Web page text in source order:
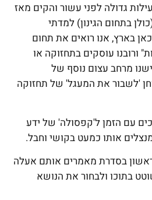
גדולה לפני עשור והקים מאז
בתחום הגינון) למדתי
בארץ, אנו רואים את תחום
ורובנו עוסקים בתחזוקה או
מרחב עצום נוסף של
'לשבור את המעגל' של תחזוקה
עם הזמן ל'קפסולה' של ידע
אותו כמעט בקושי וחבל.
בסדרת מאמרים אותם אעלה
בתוכו ולבחור את הנושא